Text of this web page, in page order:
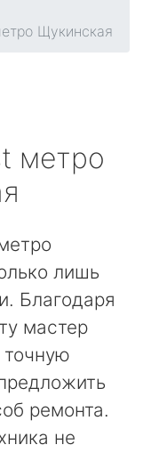
Щукинская
метро
лишь
Благодаря
мастер
ремонта.
не